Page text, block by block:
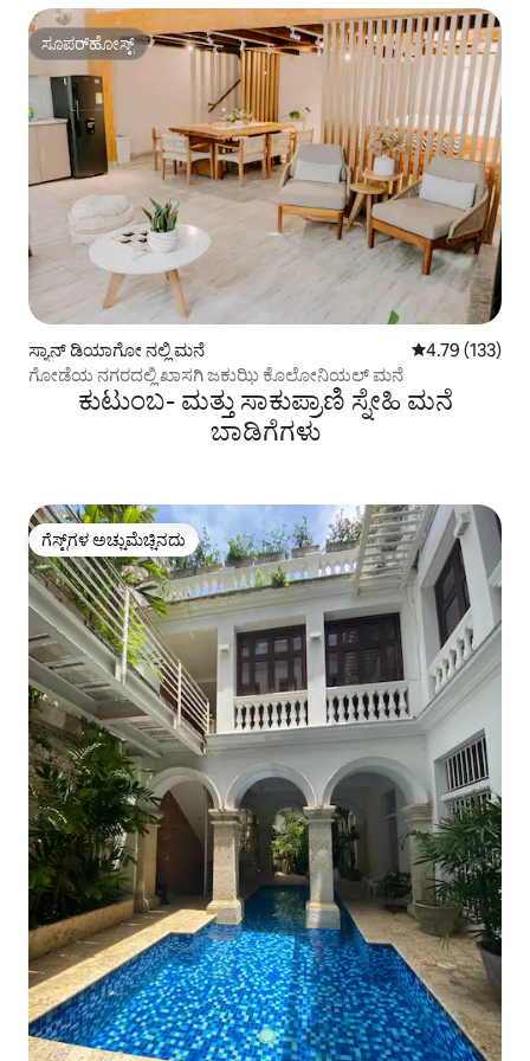
ಸೂಪರ್‌ಹೋಸ್ಟ್
ಸೂಪರ್‌ಹೋಸ್ಟ್
ಸ್ಯಾನ್ ಡಿಯಾಗೋ ನಲ್ಲಿ ಮನೆ 5 ರಲ್ಲಿ 4.79
4.79 (133)
ಗೋಡೆಯ ನಗರದಲ್ಲಿ ಖಾಸಗಿ ಜಕುಝಿ ಕೊಲೋನಿಯಲ್ ಮನೆ
ಕುಟುಂಬ- ಮತ್ತು ಸಾಕುಪ್ರಾಣಿ ಸ್ನೇಹಿ ಮನೆ
ಬಾಡಿಗೆಗಳು
ಗೆಸ್ಟ್‌ಗಳ ಅಚ್ಚುಮೆಚ್ಚಿನದು
ಗೆಸ್ಟ್‌ಗಳ ಅಚ್ಚುಮೆಚ್ಚಿನದು